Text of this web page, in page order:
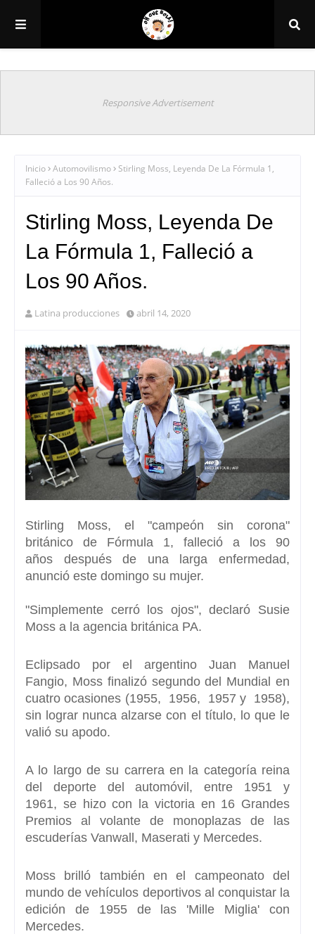
Responsive Advertisement
Inicio Automovilismo
Stirling Moss, Leyenda De La Fórmula 1,
Falleció a Los 90 Años.
Stirling Moss, Leyenda De
La Fórmula 1, Falleció a
Los 90 Años.
Latina producciones abril 14, 2020
Stirling Moss, el "campeón sin corona"
británico de Fórmula 1, falleció a los 90
años después de una larga enfermedad,
anunció este domingo su mujer.
"Simplemente cerró los ojos", declaró Susie
Moss a la agencia británica PA.
Eclipsado por el argentino Juan Manuel
Fangio, Moss finalizó segundodel Mundial en
cuatro ocasiones (1955, 1956, 1957 y 1958),
sin lograr nunca alzarse con el título, lo que le
valió su apodo.
A lo largo de su carrera en la categoría reina
del deporte del automóvil, entre 1951 y
1961, se hizo con la victoria en 16 Grandes
Premios al volante de monoplazas de las
escuderías Vanwall, Maserati y Mercedes.
Moss brilló también en el campeonato del
mundo de vehículos deportivos al conquistar la
edición de 1955 de las 'Mille Miglia'con
Mercedes.